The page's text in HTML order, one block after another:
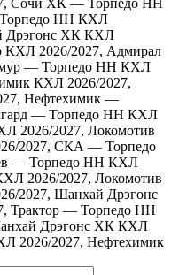
Сочи ХК — Торпедо НН
НН КХЛ
Дрэгонс ХК КХЛ
КХЛ 2026/2027, Адмирал
— Торпедо НН КХЛ
КХЛ 2026/2027,
Нефтехимик —
— Торпедо НН КХЛ
2026/2027, Локомотив
2027, СКА — Торпедо
— Торпедо НН КХЛ
2026/2027, Локомотив
2027, Шанхай Дрэгонс
Трактор — Торпедо НН
Дрэгонс ХК КХЛ
2026/2027, Нефтехимик